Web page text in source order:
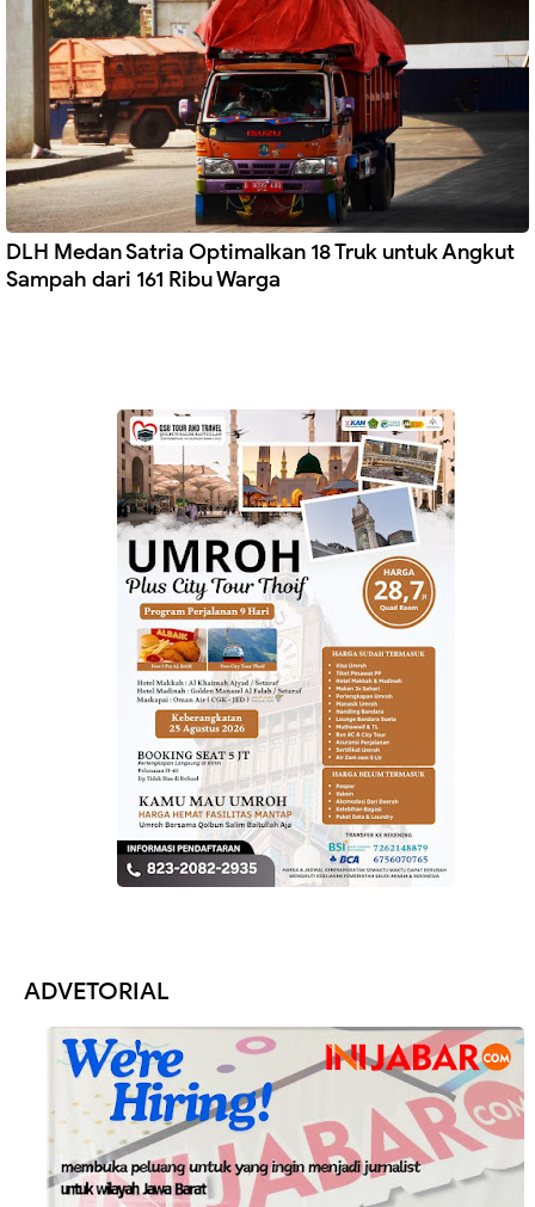
DLH Medan Satria Optimalkan 18 Truk untuk Angkut
Sampah dari 161 Ribu Warga
ADVETORIAL